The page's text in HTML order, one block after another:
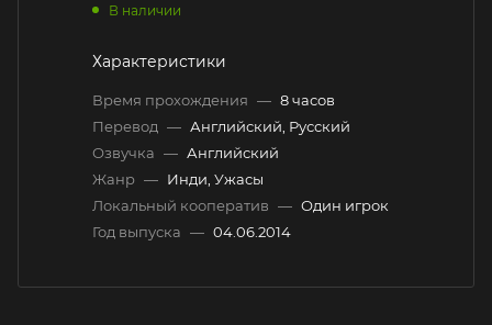
В наличии
Характеристики
Время прохождения — 8 часов
Перевод — Английский, Русский
Озвучка — Английский
Жанр — Инди, Ужасы
Локальный кооператив — Один игрок
Год выпуска — 04.06.2014